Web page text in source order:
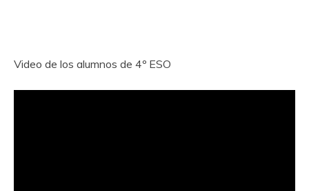
Video de los alumnos de 4º ESO